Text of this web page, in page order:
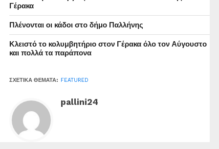
μέσα σε ένα φωτεινό και ζεστό εορταστικό περιβάλλον.
Με μουσικές, δράσεις και χριστουγεννιάτικες
εκπλήξεις, ο Δήμος Παλλήνης δημιουργεί έναν χώρο
συνάντησης, όπου η οικογένεια βρίσκεται στο επίκεντρο
και το πνεύμα των Χριστουγέννων μας ενώνει όλους.
Γέρακα
Πλένονται οι κάδοι στο δήμο Παλλήνης
Κλειστό το κολυμβητήριο στον Γέρακα όλο τον Αύγουστο
και πολλά τα παράπονα
ΣΧΕΤΙΚΆ ΘΈΜΑΤΑ: FEATURED
pallini24